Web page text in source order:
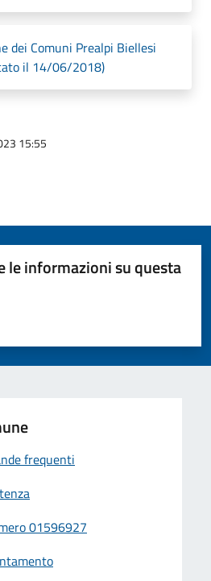
dei Comuni Prealpi Biellesi
il 14/06/2018)
15:55
le informazioni su questa
su 5
su 5
5
frequenti
01596927